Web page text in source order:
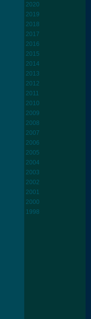
2020
2019
2018
2017
2016
2015
2014
2013
2012
2011
2010
2009
2008
2007
2006
2005
2004
2003
2002
2001
2000
1998